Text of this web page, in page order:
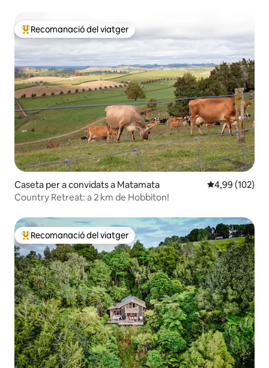
Principals recomanacions dels viatgers
Recomanació del viatger
Caseta per a convidats a Matamata 4,99 de
4,99 (102)
Country Retreat: a 2 km de Hobbiton!
Principals recomanacions dels viatgers
Recomanació del viatger